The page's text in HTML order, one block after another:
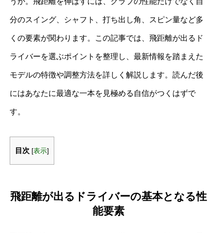
分のスイング、シャフト、打ち出し角、スピン量など多
くの要素が関わります。この記事では、飛距離が出るド
ライバーを選ぶポイントを整理し、最新情報を踏まえた
モデルの特徴や調整方法を詳しく解説します。読んだ後
にはあなたに最適な一本を見極める自信がつくはずで
す。
目次 [表示]
飛距離が出るドライバーの基本となる性
能要素